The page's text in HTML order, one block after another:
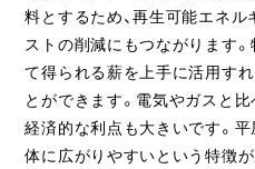
料とするため、再生可能エネル
ストの削減にもつながります
て得られる薪を上手に活用す
とができます。電気やガスと
経済的な利点も大きいです。
体に広がりやすいという特徴